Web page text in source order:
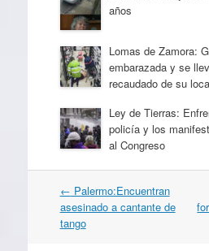
años
Lomas de Zamora:
embarazada y se
recaudado de su
Ley de Tierras:
policía y los
al Congreso
Navegación
por
artículos
← Palermo:Encuentran
asesinado a cantante de
tango